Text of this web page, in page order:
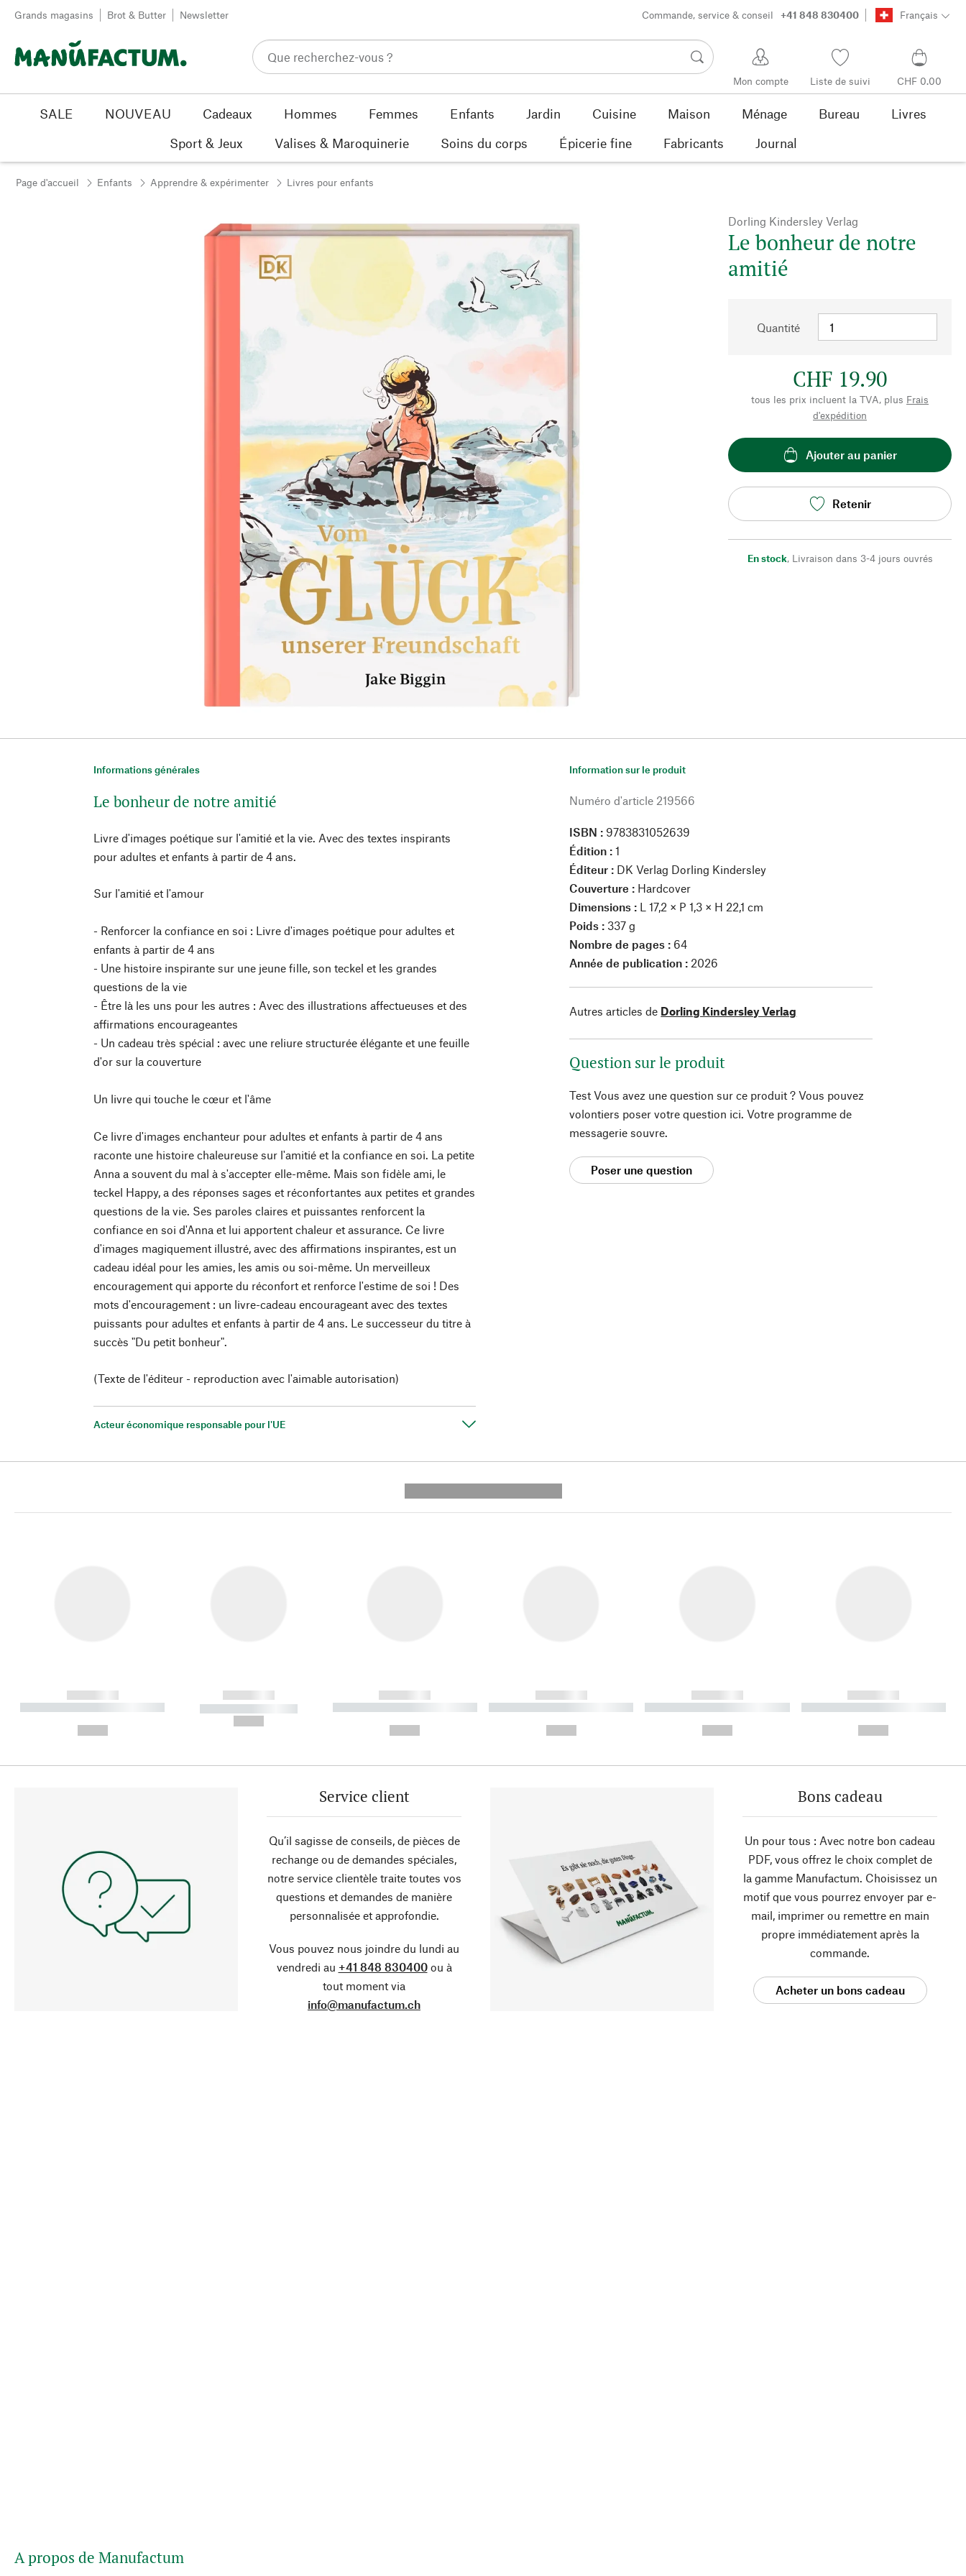
Passer au contenu
Grands magasins Brot & Butter Newsletter Commande, service & conseil +41 848 830400 Français
Mon compte Liste de suivi CHF 0.00
SALE NOUVEAU Cadeaux Hommes Femmes Enfants Jardin Cuisine Maison Ménage Bureau
Livres
Sport & Jeux
Valises & Maroquinerie Soins du corps Épicerie fine Fabricants Journal
Page d'accueil Enfants Apprendre & expérimenter Livres pour enfants
Dorling Kindersley Verlag
Le bonheur de notre
amitié
Quantité
CHF 19.90
tous les prix incluent la TVA, plus Frais
d'expédition
Ajouter au panier
Retenir
En stock, Livraison dans 3-4 jours ouvrés
Informations générales
Le bonheur de notre amitié
Livre d'images poétique sur l'amitié et la vie. Avec des textes inspirants
pour adultes et enfants à partir de 4 ans.
Sur l'amitié et l'amour
- Renforcer la confiance en soi : Livre d'images poétique pour adultes et
enfants à partir de 4 ans
- Une histoire inspirante sur une jeune fille, son teckel et les grandes
questions de la vie
- Être là les uns pour les autres : Avec des illustrations affectueuses et des
affirmations encourageantes
- Un cadeau très spécial : avec une reliure structurée élégante et une feuille
d'or sur la couverture
Un livre qui touche le cœur et l'âme
Ce livre d'images enchanteur pour adultes et enfants à partir de 4 ans
raconte une histoire chaleureuse sur l'amitié et la confiance en soi. La petite
Anna a souvent du mal à s'accepter elle-même. Mais son fidèle ami, le
teckel Happy, a des réponses sages et réconfortantes aux petites et grandes
questions de la vie. Ses paroles claires et puissantes renforcent la
confiance en soi d'Anna et lui apportent chaleur et assurance. Ce livre
d'images magiquement illustré, avec des affirmations inspirantes, est un
cadeau idéal pour les amies, les amis ou soi-même. Un merveilleux
encouragement qui apporte du réconfort et renforce l'estime de soi ! Des
mots d'encouragement : un livre-cadeau encourageant avec des textes
puissants pour adultes et enfants à partir de 4 ans. Le successeur du titre à
succès "Du petit bonheur".
(Texte de l'éditeur - reproduction avec l'aimable autorisation)
Acteur économique responsable pour l'UE
Information sur le produit
Numéro d'article 219566
ISBN : 9783831052639
Édition :1
Éditeur : DK Verlag Dorling Kindersley
Couverture : Hardcover
Dimensions : L 17,2 × P 1,3 × H 22,1 cm
Poids : 337 g
Nombre de pages : 64
Année de publication : 2026
Autres articles de Dorling Kindersley Verlag
Question sur le produit
Test Vous avez une question sur ce produit ? Vous pouvez
volontiers poser votre question ici. Votre programme de
messagerie souvre.
Poser une question
------------
----------- ----------- ----------
------------
----------- -----------
------------
----------- ----------- ----------
------------
----------- ----------- ----------
------------
----------- ----------- ----------
------------
----------- ----------- ----------
Service client
Qu’il sagisse de conseils, de pièces de
rechange ou de demandes spéciales,
notre service clientèle traite toutes vos
questions et demandes de manière
personnalisée et approfondie.
Vous pouvez nous joindre du lundi au
vendredi au +41 848 830400ou à
tout moment via
info@manufactum.ch
Bons cadeau
Un pour tous : Avec notre bon cadeau
PDF, vous offrez le choix complet de
la gamme Manufactum. Choisissez un
motif que vous pourrez envoyer par e-
mail, imprimer ou remettre en main
propre immédiatement après la
commande.
Acheter un bons cadeau
A propos de Manufactum